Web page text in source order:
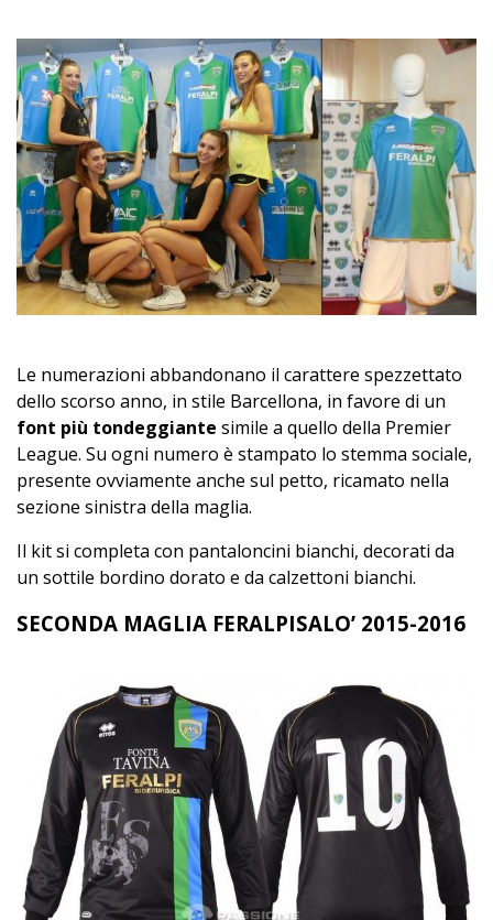
Le numerazioni abbandonano il carattere spezzettato
dello scorso anno, in stile Barcellona, in favore di un
font più tondeggiante simile a quello della Premier
League. Su ogni numero è stampato lo stemma sociale,
presente ovviamente anche sul petto, ricamato nella
sezione sinistra della maglia.
Il kit si completa con pantaloncini bianchi, decorati da
un sottile bordino dorato e da calzettoni bianchi.
SECONDA MAGLIA FERALPISALO’ 2015-2016